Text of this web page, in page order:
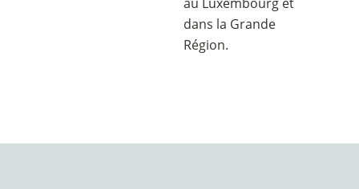
dans la Grande
Région.